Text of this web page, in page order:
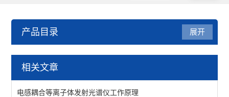
产品目录
ICP光谱仪/电感耦合光谱仪
展开
相关文章
电感耦合等离子体发射光谱仪工作原理